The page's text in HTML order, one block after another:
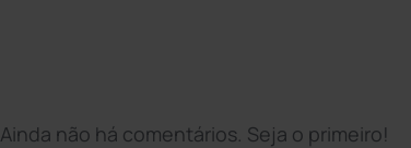
Ainda não há comentários. Seja o primeiro!